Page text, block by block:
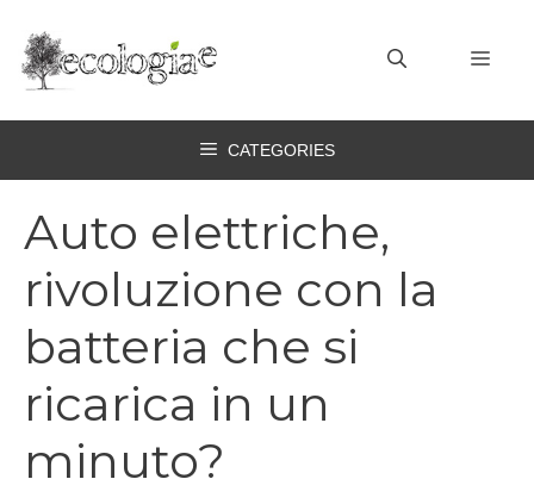
contenuto
CATEGORIES
Auto elettriche,
rivoluzione con la
batteria che si
ricarica in un
minuto?